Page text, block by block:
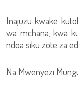
Inajuzu kwake
wa mchana, kwa
ndoa siku zote za
Na Mwenyezi